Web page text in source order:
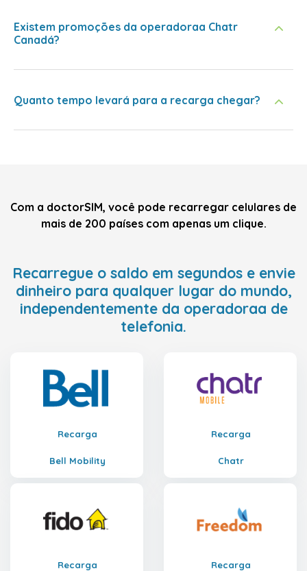
Existem promoções da operadoraa Chatr
Canadá?
Quanto tempo levará para a recarga chegar?
Com a doctorSIM, você pode recarregar celulares de
mais de 200 países com apenas um clique.
Recarregue o saldo em segundos e envie
dinheiro para qualquer lugar do mundo,
independentemente da operadoraa de
telefonia.
Recarga
Bell Mobility
Recarga
Chatr
Recarga Recarga